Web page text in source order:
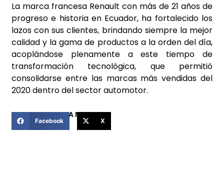
La marca francesa Renault con más de 21 años de
progreso e historia en Ecuador, ha fortalecido los
lazos con sus clientes, brindando siempre la mejor
calidad y la gama de productos a la orden del día,
acoplándose plenamente a este tiempo de
transformación tecnológica, que permitió
consolidarse entre las marcas más vendidas del
2020 dentro del sector automotor.
COMPARTIR ESTA NOTICIA
Facebook X